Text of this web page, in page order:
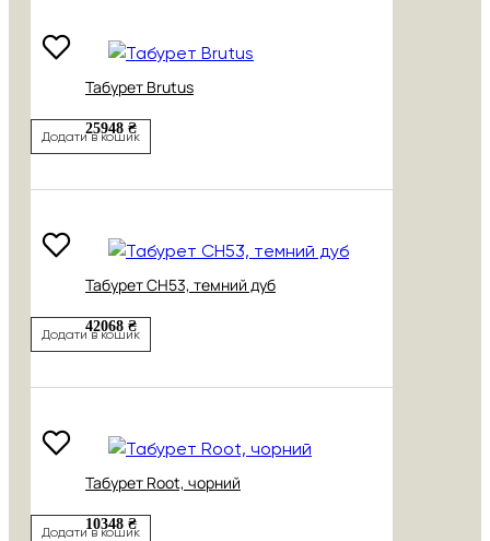
Табурет Brutus
25948 ₴
Додати в кошик
Табурет CH53, темний дуб
42068 ₴
Додати в кошик
Табурет Root, чорний
10348 ₴
Додати в кошик